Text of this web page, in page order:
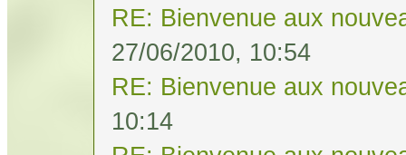
RE: Bienvenue aux
27/06/2010, 10:54
RE: Bienvenue aux
10:14